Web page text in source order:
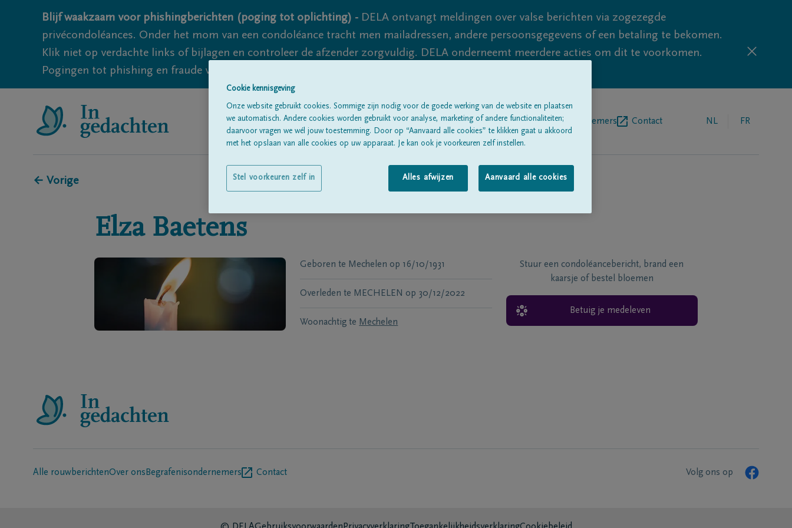
Blijf waakzaam voor phishingberichten (poging tot oplichting) - DELA ontvangt meldingen over valse berichten via zogezegde
privécondoléances. Onder het mom van een condoléance tracht men mailadressen, andere persoonsgegevens of een betaling te bekomen.
Klik niet op verdachte links of bijlagen en controleer de afzender zorgvuldig. DELA onderneemt meerdere acties om dit te voorkomen.
Pogingen tot phishing en fraude vallen echter nooit volledig uit te sluiten, dus blijf waakzaam.
Alle rouwberichten Over onsBegrafenisondernemers Contact NL FR
← Vorige
Elza Baetens
Geboren te Mechelen op 16/10/1931
Overleden te MECHELEN op 30/12/2022
Woonachtig te Mechelen
Stuur een condoléancebericht, brand een
kaarsje of bestel bloemen
Betuig je medeleven
Alle rouwberichtenOver ons Begrafenisondernemers Contact Volg ons op
Cookie kennisgeving
Onze website gebruikt cookies. Sommige zijn nodig voor de goede werking van de website en plaatsen
we automatisch. Andere cookies worden gebruikt voor analyse, marketing of andere functionaliteiten;
daarvoor vragen we wél jouw toestemming. Door op “Aanvaard alle cookies” te klikken gaat u akkoord
met het opslaan van alle cookies op uw apparaat. Je kan ook je voorkeuren zelf instellen.
Alles afwijzen Aanvaard alle cookies
Stel voorkeuren zelf in